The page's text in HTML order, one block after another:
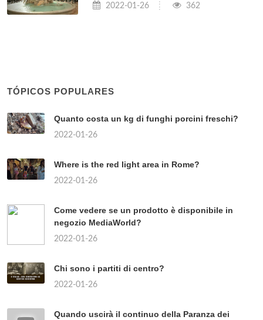
2022-01-26 362
TÓPICOS POPULARES
Quanto costa un kg di funghi porcini freschi?
2022-01-26
Where is the red light area in Rome?
2022-01-26
Come vedere se un prodotto è disponibile in
negozio MediaWorld?
2022-01-26
Chi sono i partiti di centro?
2022-01-26
Quando uscirà il continuo della Paranza dei